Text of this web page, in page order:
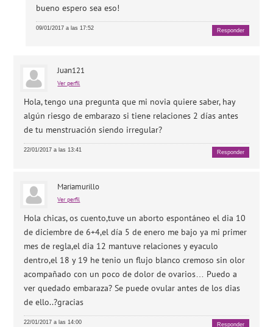
bueno espero sea eso!
09/01/2017 a las 17:52 Responder
Juan121
Ver perfil
Hola, tengo una pregunta que mi novia quiere saber, hay
algún riesgo de embarazo si tiene relaciones 2 días antes
de tu menstruación siendo irregular?
22/01/2017 a las 13:41 Responder
Mariamurillo
Ver perfil
Hola chicas, os cuento,tuve un aborto espontáneo el dia 10
de diciembre de 6+4,el día 5 de enero me bajo ya mi primer
mes de regla,el dia 12 mantuve relaciones y eyaculo
dentro,el 18 y 19 he tenio un flujo blanco cremoso sin olor
acompañado con un poco de dolor de ovarios… Puedo a
ver quedado embaraza? Se puede ovular antes de los dias
de ello..?gracias
22/01/2017 a las 14:00 Responder